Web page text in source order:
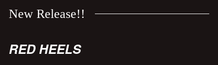
New Release!!
RED HEELS